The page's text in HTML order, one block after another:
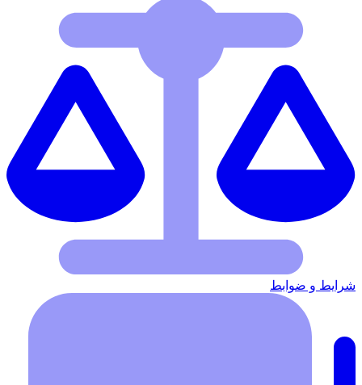
شرایط‌ و ضوابط